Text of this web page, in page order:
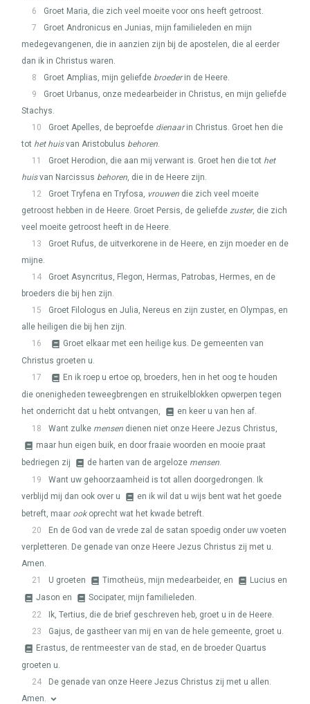
6
Groet Maria, die zich veel moeite voor ons heeft getroost.
7
Groet Andronicus en Junias, mijn familieleden en mijn
medegevangenen, die in aanzien zijn bij de apostelen, die al eerder
dan ik in Christus waren.
8
Groet Amplias, mijn geliefde broederin de Heere.
9
Groet Urbanus, onze medearbeider in Christus, en mijn geliefde
Stachys.
10
Groet Apelles, de beproefde dienaarin Christus. Groet hen die
tot het huisvan Aristobulus behoren.
11
Groet Herodion, die aan mij verwant is. Groet hen die tot het
huisvan Narcissus behoren, die in de Heere zijn.
12
Groet Tryfena en Tryfosa, vrouwen die zich veel moeite
getroost hebben in de Heere. Groet Persis, de geliefde zuster, die zich
veel moeite getroost heeft in de Heere.
13
Groet Rufus, de uitverkorene in de Heere, en zijn moeder en de
mijne.
14
Groet Asyncritus, Flegon, Hermas, Patrobas, Hermes, en de
broeders die bij hen zijn.
15
Groet Filologus en Julia, Nereus en zijn zuster, en Olympas, en
alle heiligen die bij hen zijn.
16
Groet elkaar met een heilige kus. De gemeenten van
Christus groeten u.
17
En ik roep u ertoe op, broeders, hen in het oog te houden
die onenigheden teweegbrengen en struikelblokken opwerpen tegen
het onderricht dat u hebt ontvangen,
en keer u van hen af.
18
Want zulke mensen dienen niet onze Heere Jezus Christus,
maar hun eigen buik, en door fraaie woorden en mooie praat
bedriegen zij
de harten van de argeloze mensen.
19
Want uw gehoorzaamheid is tot allen doorgedrongen. Ik
verblijd mij dan ook over u
en ik wil dat u wijs bent wat het goede
betreft, maar ookoprecht wat het kwade betreft.
20
En de God van de vrede zal de satan spoedig onder uw voeten
verpletteren. De genade van onze Heere Jezus Christus zij met u.
Amen.
21
U groeten Timotheüs, mijn medearbeider, en
Lucius en
Jason en
Socipater, mijn familieleden.
22
Ik, Tertius, die de brief geschreven heb, groet u in de Heere.
23
Gajus, de gastheer van mij en van de hele gemeente, groet u.
Erastus, de rentmeester van de stad, en de broeder Quartus
groeten u.
24
De genade van onze Heere Jezus Christus zij met u allen.
Amen.